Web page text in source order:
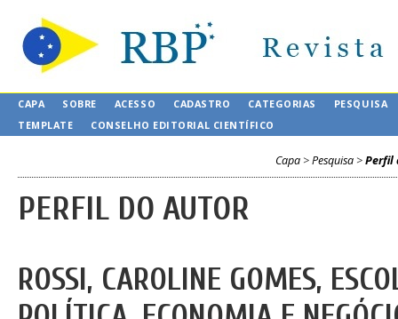
CAPA SOBRE ACESSO CADASTRO CATEGORIAS
PESQUISA
TEMPLATE
CONSELHO EDITORIAL CIENTÍFICO
Capa >Pesquisa >Perfil
PERFIL DO AUTOR
ROSSI, CAROLINE GOMES,